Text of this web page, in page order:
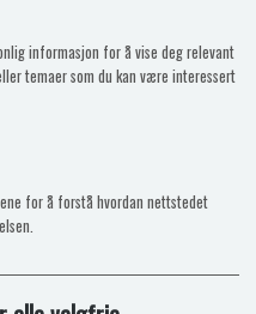
informasjon for å vise deg relevant
temaer som du kan være interessert
for å forstå hvordan nettstedet